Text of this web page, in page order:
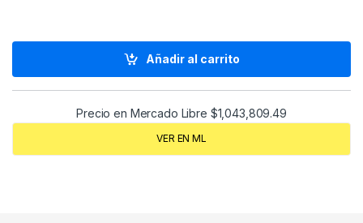
Añadir al carrito
Precio en Mercado Libre $1,043,809.49
VER EN ML